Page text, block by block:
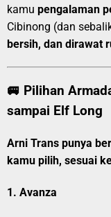
kamu pengalaman
Cibinong (dan
bersih, dan dirawat
🚐 Pilihan
sampai Elf Long
Arni Trans punya
kamu pilih, sesuai
1. Avanza